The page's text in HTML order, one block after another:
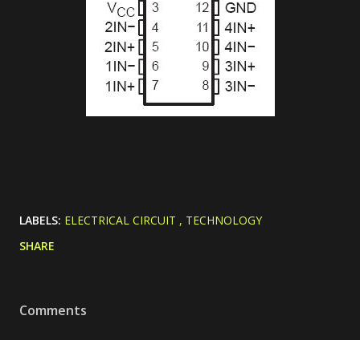
LABELS: ELECTRICAL CIRCUIT
TECHNOLOGY
SHARE
Comments